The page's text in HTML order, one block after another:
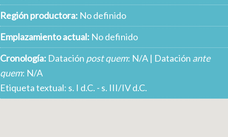
Región productora: No definido
Emplazamiento actual: No definido
Cronología: Datación post quem: N/A | Datación ante
quem: N/A
Etiqueta textual: s. I d.C. - s. III/IV d.C.